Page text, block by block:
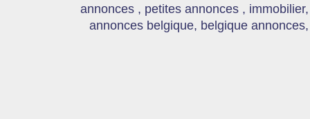
annonces , petites annonces ,
annonces belgique, belgique